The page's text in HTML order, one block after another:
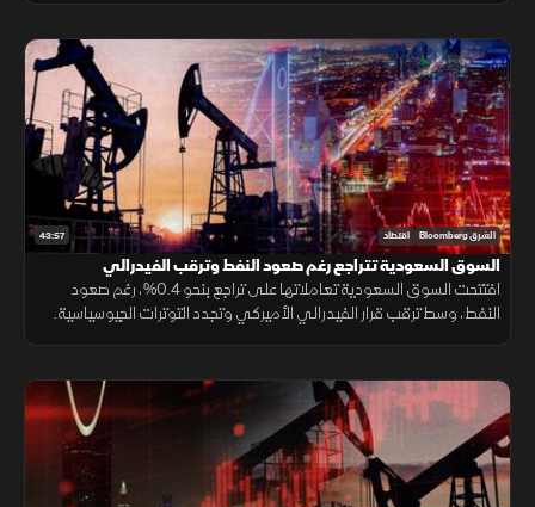
43:57 الشرق Bloomberg اقتصاد
السوق السعودية تتراجع رغم صعود النفط وترقب الفيدرالي
افتتحت السوق السعودية تعاملاتها على تراجع بنحو 0.4%، رغم صعود
النفط، وسط ترقب قرار الفيدرالي الأميركي وتجدد التوترات الجيوسياسية.